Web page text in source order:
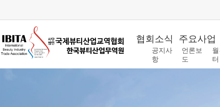
협회소식 주요사업
공지사
항
언론보
도
터